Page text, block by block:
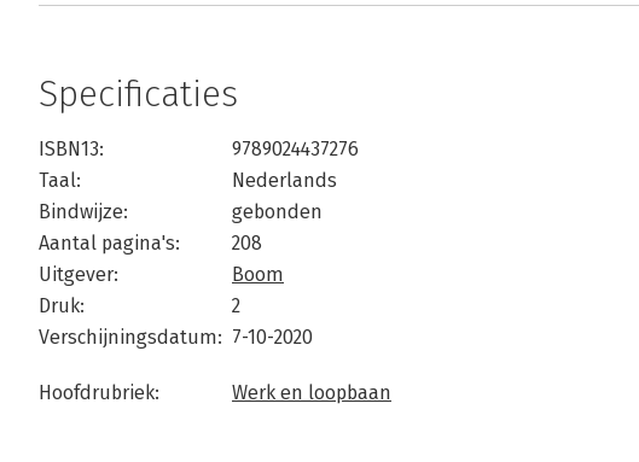
Specificaties
ISBN13:
9789024437276
Taal:
Nederlands
Bindwijze:
gebonden
Aantal pagina's:
208
Uitgever:
Boom
Druk:
2
Verschijningsdatum: 7-10-2020
Hoofdrubriek: Werk en loopbaan